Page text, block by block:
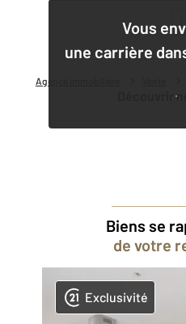
Agence immobilière
Vous
une carrière
Découvrir
1
Biens se
de votre
Exclusivité